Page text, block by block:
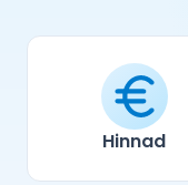
Hinnad